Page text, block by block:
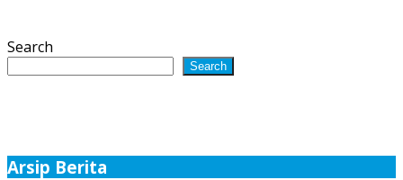
Search
Search
Arsip Berita